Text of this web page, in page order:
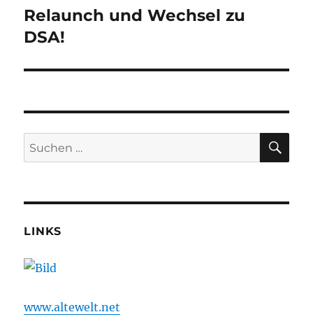
Nächster
Beitrag:
Relaunch und Wechsel zu
DSA!
Suchen
nach:
LINKS
www.altewelt.net